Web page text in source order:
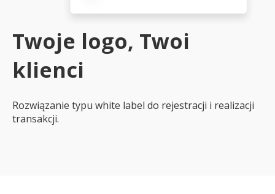
Twoje logo, Twoi
klienci
Rozwiązanie typu white label do rejestracji i realizacji
transakcji.